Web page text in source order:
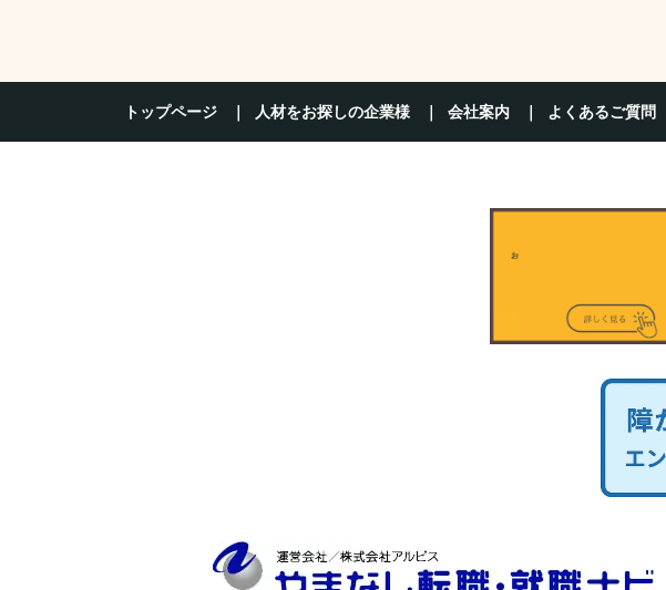
トップページ 人材をお探しの企業様 会社案内 よくあるご質問